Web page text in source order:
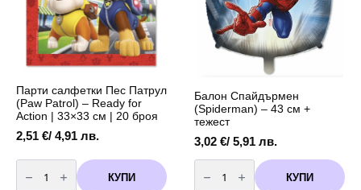
Парти салфетки Пес Патрул
(Paw Patrol) – Ready for
Action | 33×33 cм | 20 броя
2,51 €/ 4,91 лв.
количество
за
Парти КУПИ
Балон Спайдърмен
(Spiderman) – 43 см +
тежест
3,02 €/ 5,91 лв.
количество
за
Балон КУПИ